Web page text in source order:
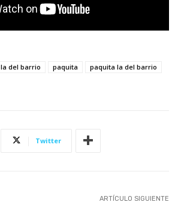
la del barrio paquita
paquita la del barrio
Twitter
ARTÍCULO SIGUIENTE